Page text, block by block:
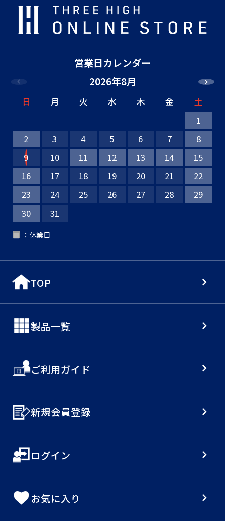
営業日カレンダー
2026年8月
日 月 火 水 木 金
土
1
2
3 4 5 6 7
8
9
10 11 12 13 14
15
16
17 18 19 20 21
22
23
24 25 26 27 28
29
30
31
■ ：休業日
TOP
製品一覧
ご利用ガイド
新規会員登録
ログイン
お気に入り